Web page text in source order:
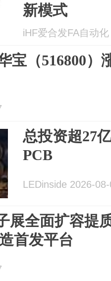
新模式
iHF爱合发FA自动
宝（516800）
总投资超27
PCB
LEDinside 2026-
展全面扩容提
首发平台